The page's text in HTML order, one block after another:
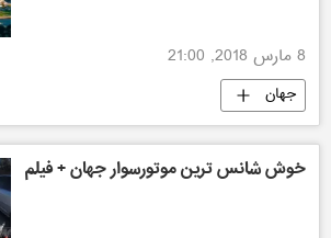
8 مارس 2018, 21:00
جهان
خوش شانس ترین موتورسوار جهان + فیلم